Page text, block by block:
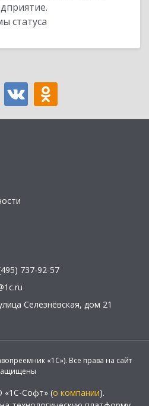
статуса
737-92-57
Селезнёвская, дом 21
«1С»). Все права на сайт
Софт» (о компании).